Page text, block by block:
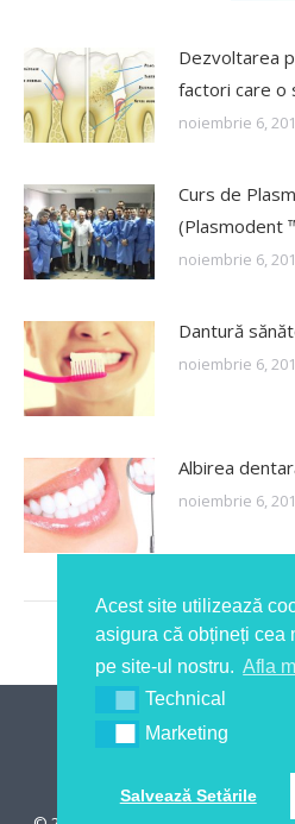
Acest site utilizează
asigura că obțineți cea
pe site-ul nostru. Afla
Technical
Marketing
Salvează Setările
Dezvoltarea
factori care o
noiembrie 6,
Curs de
(Plasmodent
noiembrie 6,
Dantură
noiembrie 6,
Albirea
noiembrie 6,